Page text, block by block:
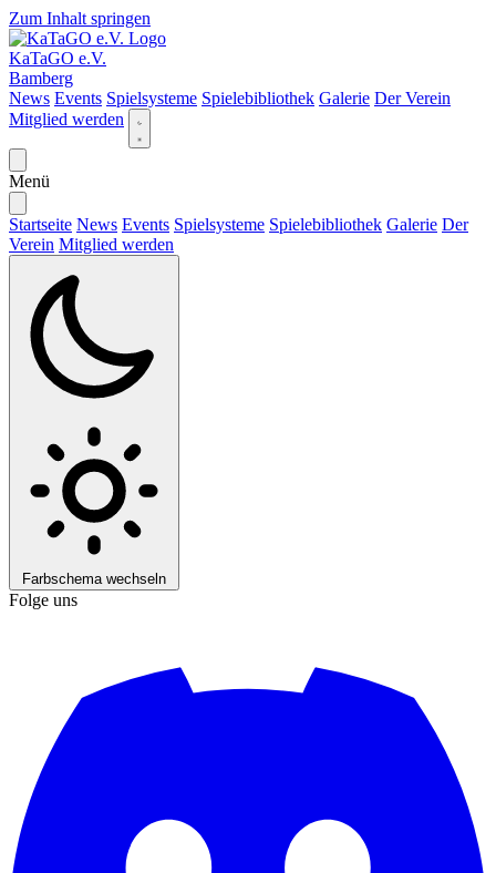
Zum Inhalt springen
KaTaGO e.V.
Bamberg
News Events Spielsysteme Spielebibliothek Galerie Der Verein
Mitglied werden
Menü
Startseite News Events Spielsysteme Spielebibliothek Galerie Der
Verein Mitglied werden
Farbschema wechseln
Folge uns